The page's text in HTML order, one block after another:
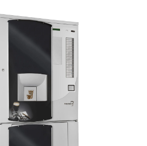
Heissgetränke
Kaltgetränke
und Frischprodukte
Zahlungssysteme
Kaffeemaschinen
& Zubehör